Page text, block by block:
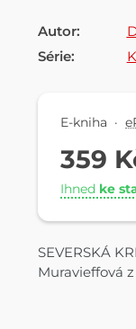
Autor:
Série:
E-kniha ·
359
Ihned ke
SEVERSKÁ
Muravieffová